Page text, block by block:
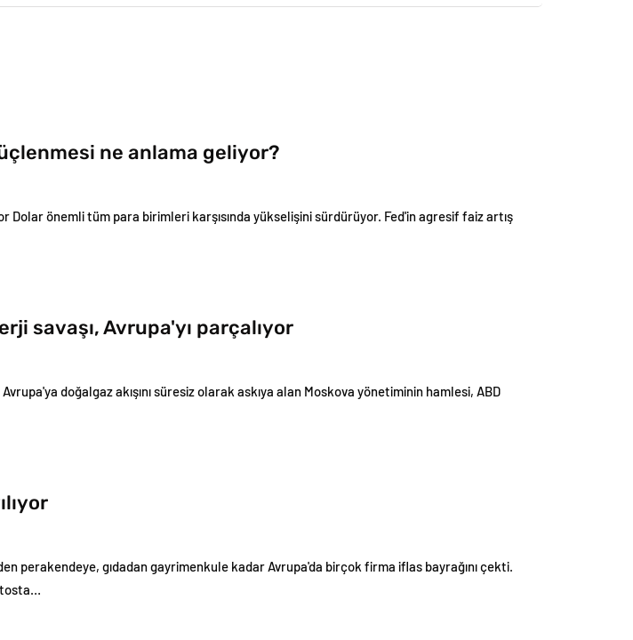
ne anlama geliyor?
Dolar önemli tüm para birimleri karşısında yükselişini sürdürüyor. Fed'in agresif faiz artış
savaşı, Avrupa'yı parçalıyor
doğalgaz akışını süresiz olarak askıya alan Moskova yönetiminin hamlesi, ABD
perakendeye, gıdadan gayrimenkule kadar Avrupa'da birçok firma iflas bayrağını çekti.